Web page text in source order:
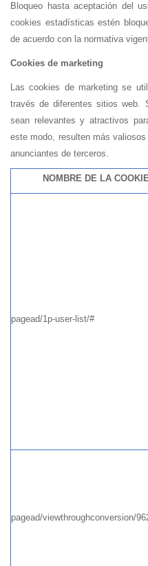
Bloqueo hasta aceptación del
cookies estadísticas estén
de acuerdo con la normativa
Cookies de marketing
Las cookies de marketing se
través de diferentes sitios web.
sean relevantes y atractivos
este modo, resulten más
anunciantes de terceros.
NOMBRE DE LA
pagead/1p-user-list/#
pagead/viewthroughconversion/